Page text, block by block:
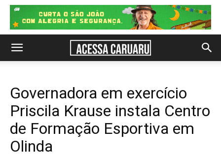
Governadora em exercício
Priscila Krause instala Centro
de Formação Esportiva em
Olinda